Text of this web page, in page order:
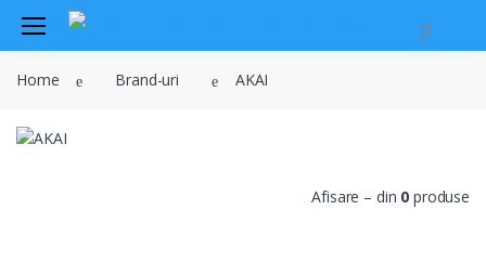
Audio
Sisteme de securitate si
Instrumente muzicale
Home Brand-uri AKAI
Afisare – din 0 produse